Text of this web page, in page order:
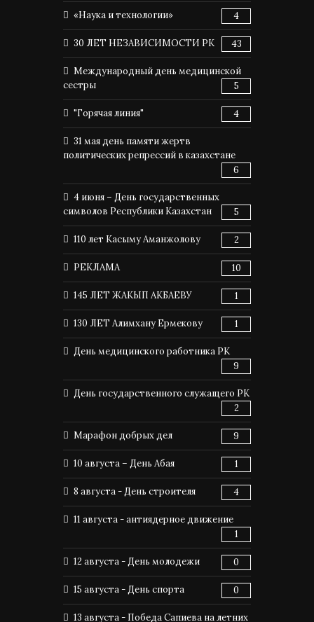
«Наука и технологии» 4
30 ЛЕТ НЕЗАВИСИМОСТИ РК 43
Международный день медицинской
сестры
5
"Горячая линия" 4
31 мая день памяти жертв
политических репрессий в казахстане
6
4 июня – День государственных
символов Республики Казахстан
5
110 лет Касыму Аманжолову 2
РЕКЛАМА 10
145 ЛЕТ ЖАКЫП АКБАЕВУ 1
130 ЛЕТ Алимхану Ермекову 1
День медицинского работника РК
9
День государственного служащего РК
2
Марафон добрых дел 9
10 августа – День Абая 1
8 августа - День строителя 4
11 августа - антиядерное движение
1
12 августа - День молодежи 0
15 августа - День спорта 0
13 августа - Победа Сапиева на летних